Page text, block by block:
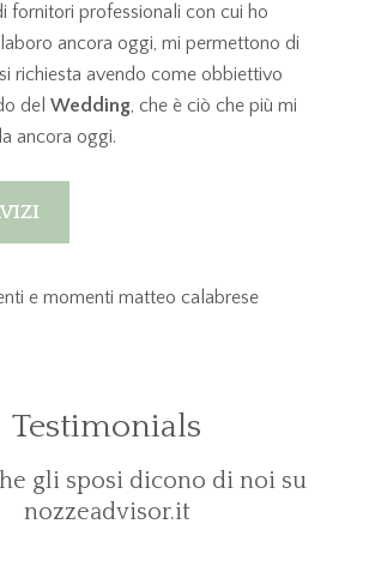
fornitori professionali con cui ho
ancora oggi, mi permettono di
richiesta avendo come obbiettivo
del Wedding, che è ciò che più mi
ancora oggi.
Testimonials
gli sposi dicono di noi su
nozzeadvisor.it